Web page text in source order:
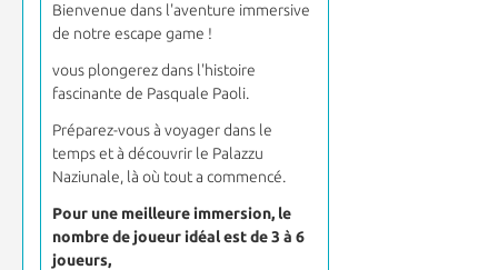
Bienvenue dans l'aventure immersive
de notre escape game !
vous plongerez dans l'histoire
fascinante de Pasquale Paoli.
Préparez-vous à voyager dans le
temps et à découvrir le Palazzu
Naziunale, là où tout a commencé.
Pour une meilleure immersion, le
nombre de joueur idéal est de 3 à 6
joueurs,